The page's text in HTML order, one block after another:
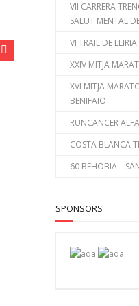
VII CARRERA
SALUT MENTAL
VI TRAIL DE
XXIV MITJA
XVI MITJA
BENIFAIO
RUNCANCER
COSTA BLANCA
60 BEHOBIA –
SPONSORS